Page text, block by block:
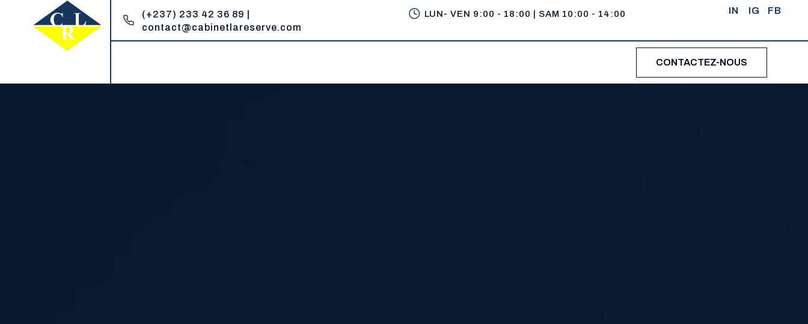
(+237) 233 42 36 89 |
contact@cabinetlareserve.com
LUN- VEN 9:00 - 18:00 | SAM 10:00 - 14:00 IN IG FB
CONTACTEZ-NOUS